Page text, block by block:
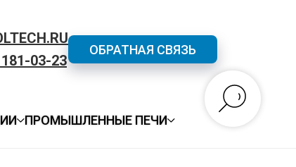
03-23
ОБРАТНАЯ СВЯЗЬ
ПРОМЫШЛЕННЫЕ ПЕЧИ